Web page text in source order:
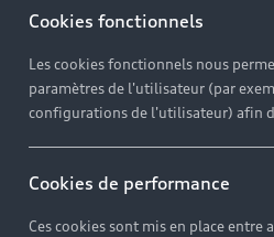
Cookies fonctionnels
Les cookies fonctionnels nous
paramètres de l'utilisateur (par
configurations de l'utilisateur) afin
Cookies de performance
Ces cookies sont mis en place entre